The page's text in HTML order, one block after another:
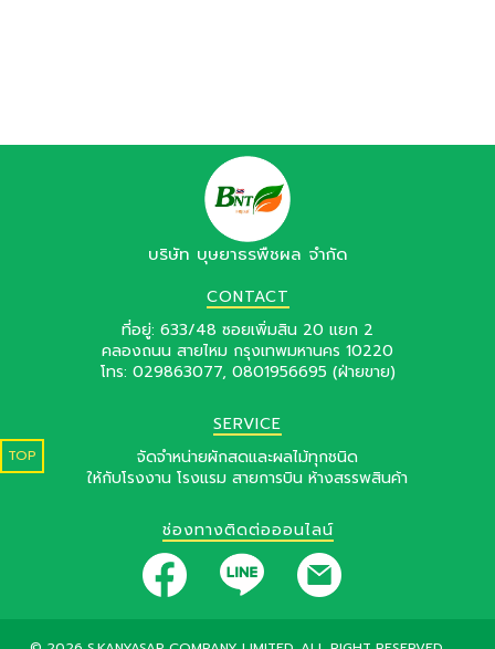
TOP
บริษัท บุษยาธรพืชผล จำกัด
CONTACT
ที่อยู่: 633/48 ซอยเพิ่มสิน 20 แยก 2
คลองถนน สายไหม กรุงเทพมหานคร 10220
โทร: 029863077, 0801956695 (ฝ่ายขาย)
SERVICE
จัดจำหน่ายผักสดและผลไม้ทุกชนิด
ให้กับโรงงาน โรงแรม สายการบิน ห้างสรรพสินค้า
ช่องทางติดต่อออนไลน์